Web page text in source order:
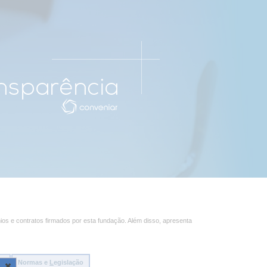
e contratos firmados por esta fundação. Além disso, apresenta
Normas e L egislação